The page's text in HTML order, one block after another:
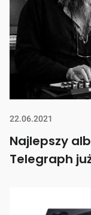
22.06.2021
Najlepszy
Telegraph